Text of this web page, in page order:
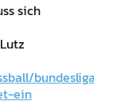
sich
bundesliga/
ein